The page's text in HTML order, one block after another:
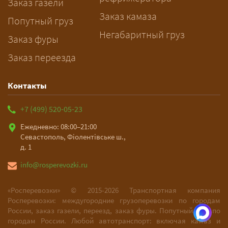
цена фиксируются в договоре;
оплата после доставки, перед
выгрузкой.
Попутный груз
Заказ фуры
Заказ переезда
Заказ камаза
Негабаритный груз
Контакты
+7 (499) 520-05-23
Ежедневно: 08:00–21:00
Севастополь, Фіолентівське ш.,
д. 1
info@rosperevozki.ru
«Росперевозки» © 2015-2026
Транспортная компания
Росперевозки: междугородние грузоперевозки по городам
России, заказ газели, переезд, заказ фуры. Попутный груз по
городам России. Любой автотранспорт: включая камаз и